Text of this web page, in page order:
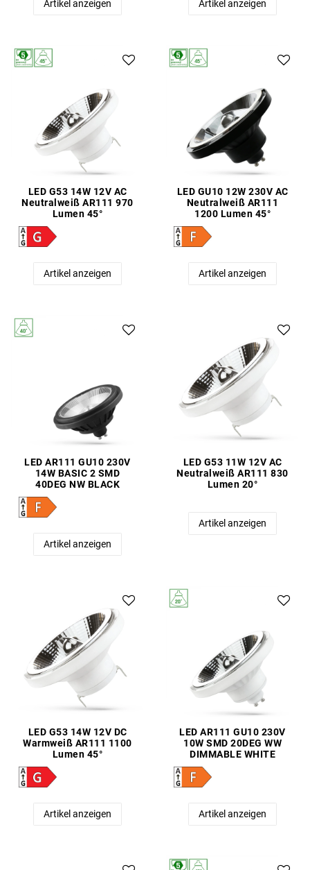
Artikel anzeigen Artikel anzeigen
LED G53 14W 12V AC
Neutralweiß AR111 970
Lumen 45°
Artikel anzeigen
LED GU10 12W 230V AC
Neutralweiß AR111
1200 Lumen 45°
Artikel anzeigen
LED AR111 GU10 230V
14W BASIC 2 SMD
40DEG NW BLACK
Artikel anzeigen
LED G53 11W 12V AC
Neutralweiß AR111 830
Lumen 20°
Artikel anzeigen
LED G53 14W 12V DC
Warmweiß AR111 1100
Lumen 45°
Artikel anzeigen
LED AR111 GU10 230V
10W SMD 20DEG WW
DIMMABLE WHITE
Artikel anzeigen